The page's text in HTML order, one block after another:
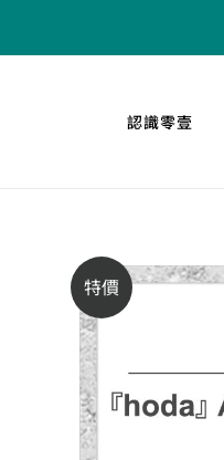
認識零壹
特價